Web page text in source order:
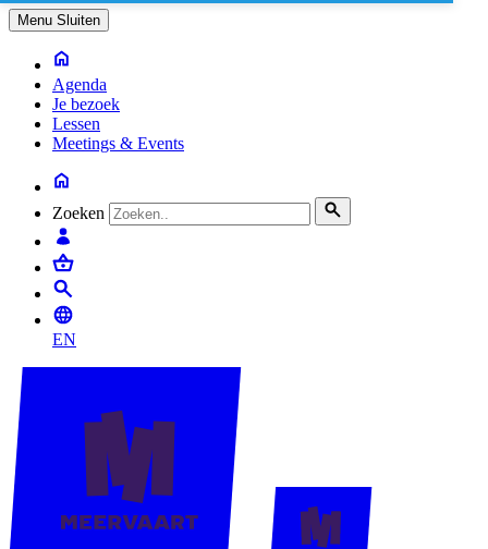
Menu Sluiten
Agenda
Je bezoek
Lessen
Meetings & Events
Zoeken
EN